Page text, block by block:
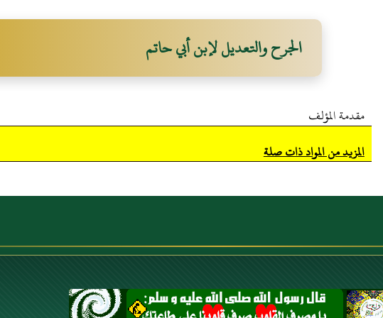
الجرح والتعديل لإبن أبي حاتم
مقدمة المؤلف
المزيد من المواد ذات صلة